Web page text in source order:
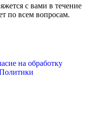
с вами в течение
по всем вопросам.
на обработку